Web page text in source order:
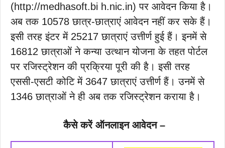
(http://medhasoft.bi h.nic.in) पर आवेदन किया है।
अब तक 10578 छात्र-छात्राएं आवेदन नहीं कर सके हैं।
इसी तरह इंटर में 25217 छात्राएं उत्तीर्ण हुई हैं। इनमें से
16812 छात्राओं ने कन्या उत्थान योजना के तहत पोर्टल
पर रजिस्ट्रेशन की प्रक्रिया पूरी की है। इसी तरह
एससी-एसटी कोटि में 3647 छात्राएं उत्तीर्ण हैं। उनमें से
1346 छात्राओं ने ही अब तक रजिस्ट्रेशन कराया है।
कैसे करें ऑनलाइन आवेदन–